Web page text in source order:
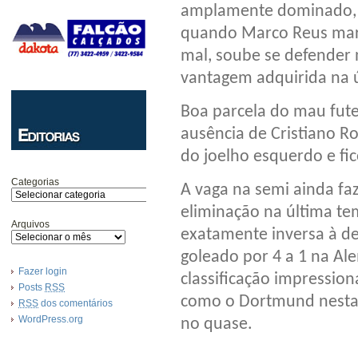
Categorias
Arquivos
Fazer login
Posts RSS
RSS dos comentários
WordPress.org
amplamente
quando Marco Reus
mal, soube se defender
vantagem adquirida na
Boa parcela do mau
ausência de Cristiano
do joelho esquerdo e
A vaga na semi ainda
eliminação na última
exatamente inversa à
goleado por 4 a 1 na
classificação
como o Dortmund
no quase.